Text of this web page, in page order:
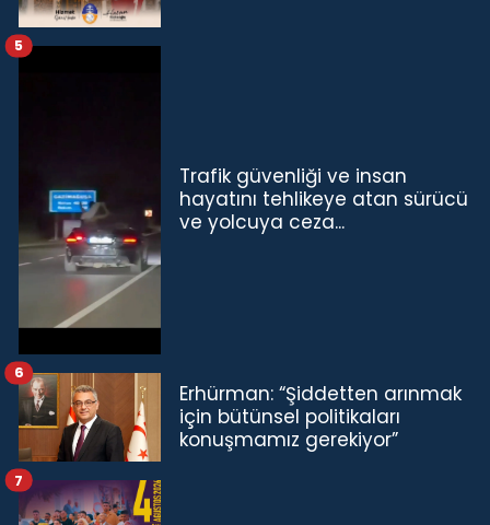
Trafik güvenliği ve insan
hayatını tehlikeye atan sürücü
ve yolcuya ceza...
5
Erhürman: “Şiddetten arınmak
için bütünsel politikaları
konuşmamız gerekiyor”
6
7